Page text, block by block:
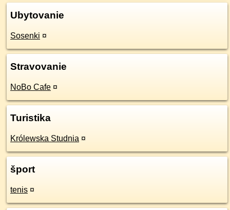
Ubytovanie
Sosenki ¤
Stravovanie
NoBo Cafe ¤
Turistika
Królewska Studnia ¤
šport
tenis ¤